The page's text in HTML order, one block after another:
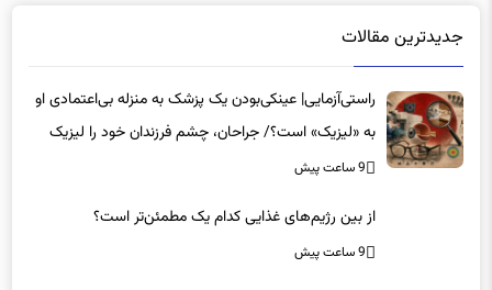
راستی‌آزمایی| عینکی‌بودن یک پزشک به منزله بی‌اعتمادی او
به «لیزیک» است؟/ جراحان، چشم فرزندان خود را لیزیک
می‌کنند؟
9 ساعت پیش
9 ساعت پیش